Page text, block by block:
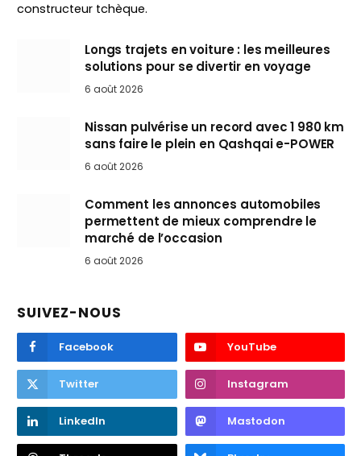
constructeur tchèque.
Longs trajets en voiture : les meilleures
solutions pour se divertir en voyage
6 août 2026
Nissan pulvérise un record avec 1 980 km
sans faire le plein en Qashqai e-POWER
6 août 2026
Comment les annonces automobiles
permettent de mieux comprendre le
marché de l’occasion
6 août 2026
SUIVEZ-NOUS
Facebook YouTube
Twitter Instagram
LinkedIn Mastodon